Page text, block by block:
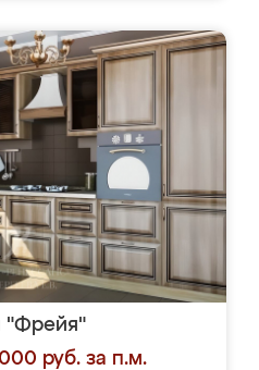
"Фрейя"
руб. за п.м.